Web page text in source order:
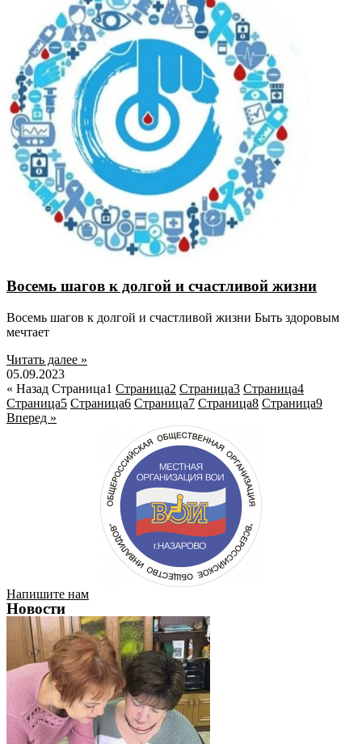
Восемь шагов к долгой и счастливой жизни
Восемь шагов к долгой и счастливой жизни Быть здоровым
мечтает
Читать далее »
05.09.2023
« Назад Страница1 Страница2 Страница3 Страница4
Страница5 Страница6 Страница7 Страница8 Страница9
Вперед »
Напишите нам
Новости